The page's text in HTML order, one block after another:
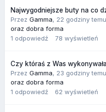
Najwygodniejsze buty na co
Przez Gamma, 22 godziny temu
oraz dobra forma
1 odpowiedź 78 wyświetleń
Czy któraś z Was
Przez Gamma, 23 godziny temu
oraz dobra forma
1 odpowiedź 62 wyświetleń